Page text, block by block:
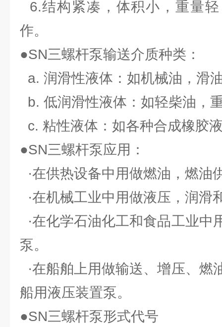
6.结构紧凑，体积小，重量
作。
●SN三螺杆泵输送介质种类：
a. 润滑性液体：如机械油，滑
b. 低润滑性液体：如轻柴油，
c. 粘性液体：如各种合成橡胶
●SN三螺杆泵应用：
·在供热设备中用做燃油，燃油
·在机械工业中用做液压，润滑
·在化学石油化工和食品工业中
泵。
·在船舶上用做输送、增压、燃
船用液压装置泵。
●SN三螺杆泵形式代号